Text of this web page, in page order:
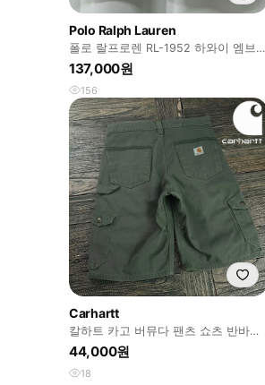
Polo Ralph Lauren
폴로 랄프로렌 RL-1952 하와이 엠브로
이더 워시드 쇼츠 반바지
137,000원
156
Carhartt
칼하트 카고 버뮤다 팬츠 쇼츠 반바지
32사이즈
44,000원
18